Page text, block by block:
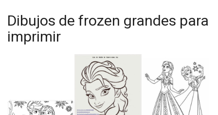
Dibujos de frozen grandes para
imprimir